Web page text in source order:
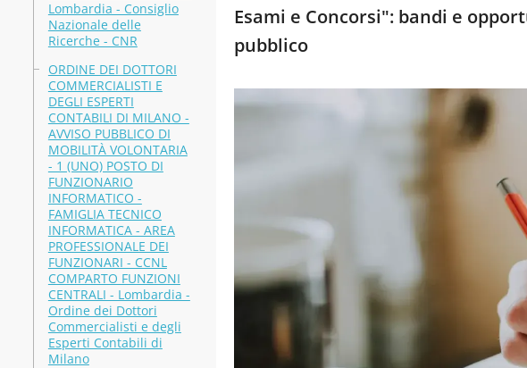
Lombardia - Consiglio
Nazionale delle
Ricerche - CNR
ORDINE DEI DOTTORI
COMMERCIALISTI E
DEGLI ESPERTI
CONTABILI DI MILANO -
AVVISO PUBBLICO DI
MOBILITÀ VOLONTARIA
- 1 (UNO) POSTO DI
FUNZIONARIO
INFORMATICO -
FAMIGLIA TECNICO
INFORMATICA - AREA
PROFESSIONALE DEI
FUNZIONARI - CCNL
COMPARTO FUNZIONI
CENTRALI - Lombardia -
Ordine dei Dottori
Commercialisti e degli
Esperti Contabili di
Milano
Esami e Concorsi": bandi e
pubblico